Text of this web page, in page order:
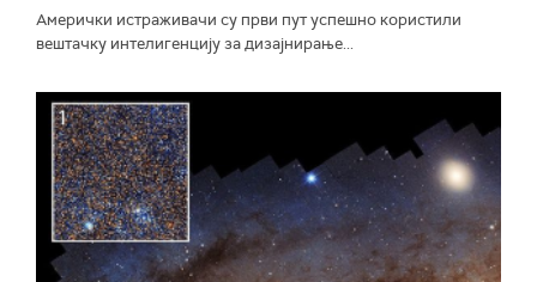
Амерички истраживачи су први пут успешно користили
вештачку интелигенцију за дизајнирање...